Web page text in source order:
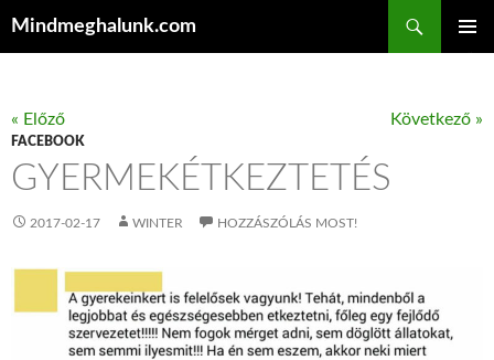
Mindmeghalunk.com
« Előző Következő »
FACEBOOK
GYERMEKÉTKEZTETÉS
2017-02-17 WINTER HOZZÁSZÓLÁS MOST!